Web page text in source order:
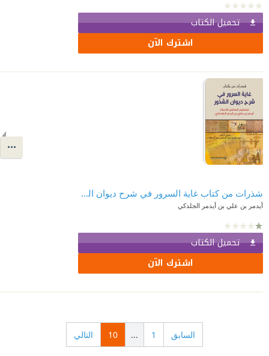
تحميل الكتاب
اشترك الآن
شذرات من كتاب غاية السرور في شرح ديوان الشذور
أيدمر بن علي بن أيدمر الجلدكي
تحميل الكتاب
اشترك الآن
السابق 1
...
10 التالي